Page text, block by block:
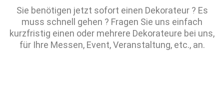
Sie benötigen jetzt sofort einen Dekorateur ? Es
muss schnell gehen ? Fragen Sie uns einfach
kurzfristig einen oder mehrere Dekorateure bei uns,
für Ihre Messen, Event, Veranstaltung, etc., an.